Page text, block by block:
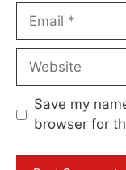
Email
Website
Save my
browser for